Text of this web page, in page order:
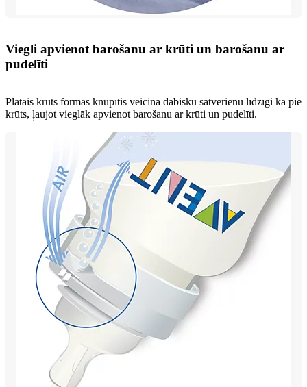
Viegli apvienot barošanu ar krūti un barošanu ar
pudelīti
Platais krūts formas knupītis veicina dabisku satvērienu līdzīgi kā pie
krūts, ļaujot vieglāk apvienot barošanu ar krūti un pudelīti.